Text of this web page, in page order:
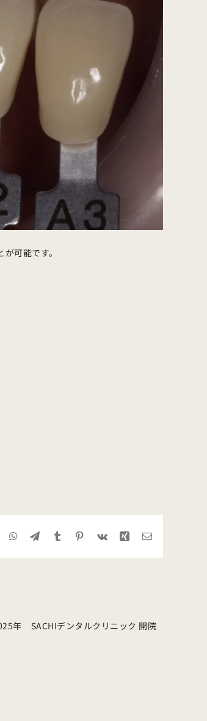
可能です。
WhatsApp
Telegram
Tumblr Pinterest
Vk XingEmail
年 SACHIデンタルクリニック 開院